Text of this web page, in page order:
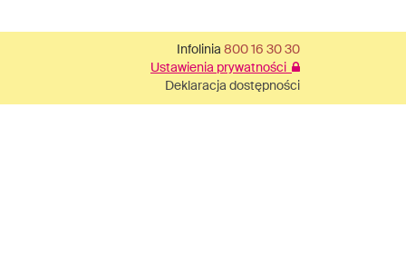
Infolinia 800 16 30 30
Ustawienia prywatności
Deklaracja dostępności